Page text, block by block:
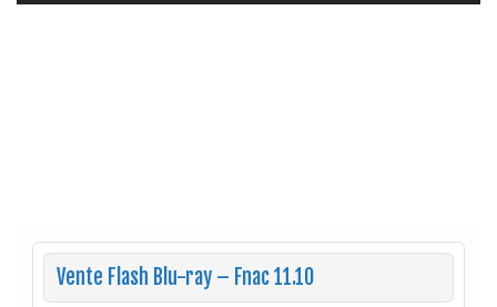
Vente Flash Blu-ray – Fnac 11.10